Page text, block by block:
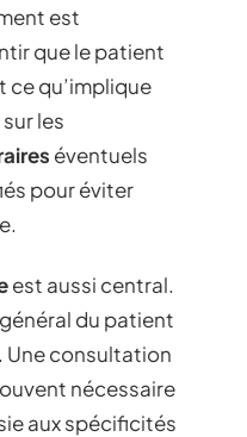
est
que le patient
qu’implique
les
éventuels
pour éviter
est aussi central.
du patient
Une consultation
nécessaire
aux spécificités